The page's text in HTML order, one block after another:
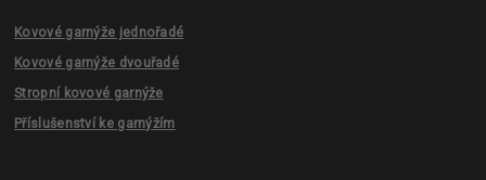
Kovové garnýže jednořadé
Kovové garnýže dvouřadé
Stropní kovové garnýže
Příslušenství ke garnýžím